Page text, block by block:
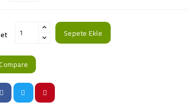
Sepete Ekle